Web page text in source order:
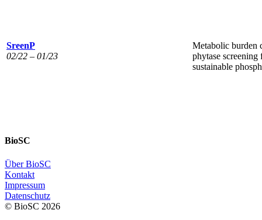
SreenP
02/22 – 01/23
Metabolic burden
phytase screening
sustainable
BioSC
Über BioSC
Kontakt
Impressum
Datenschutz
© BioSC 2026